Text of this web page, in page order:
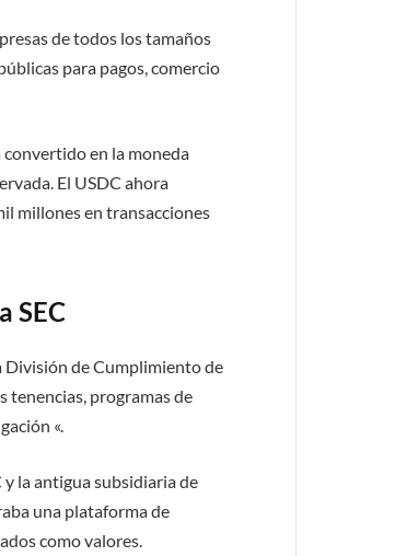
de todos los tamaños
para pagos, comercio
convertido en la moneda
El USDC ahora
millones en transacciones
SEC
División de Cumplimiento de
tenencias, programas de
«.
la antigua subsidiaria de
una plataforma de
como valores.